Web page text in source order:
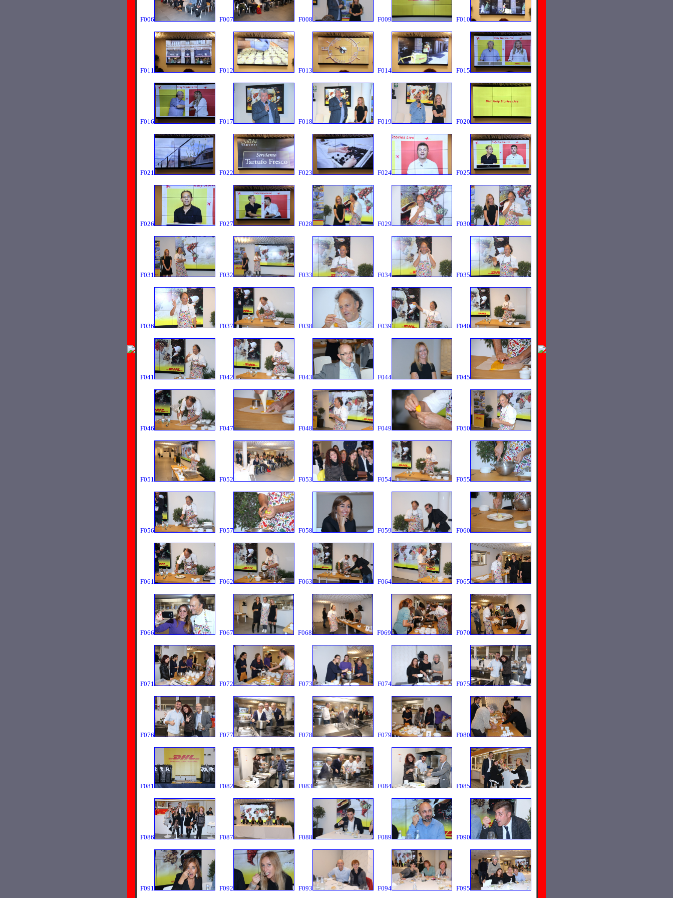
F006 F007 F008 F009 F010
F011 F012 F013 F014 F015
F016 F017 F018 F019 F020
F021 F022 F023 F024 F025
F026 F027 F028 F029 F030
F031 F032 F033 F034 F035
F036 F037 F038 F039 F040
F041 F042 F043 F044 F045
F046 F047 F048 F049 F050
F051 F052 F053 F054 F055
F056 F057 F058 F059 F060
F061 F062 F063 F064 F065
F066 F067 F068 F069 F070
F071 F072 F073 F074 F075
F076 F077 F078 F079 F080
F081 F082 F083 F084 F085
F086 F087 F088 F089 F090
F091 F092 F093 F094 F095